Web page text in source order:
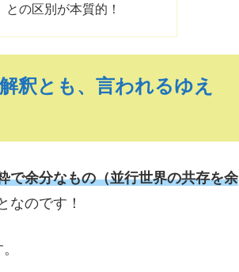
の区別が本質的！
釈とも、言われるゆえ
で余分なもの（並行世界の共存を余
なのです！